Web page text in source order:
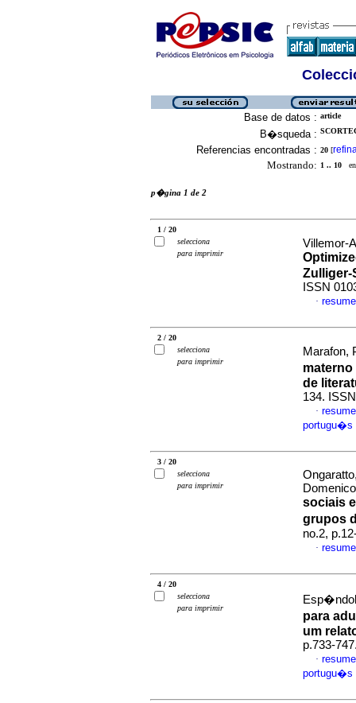
Base de datos : article
B�squeda :
Referencias encontradas : 20 [
Mostrando: 1 .. 10 en
p�gina 1 de 2
1 / 20
selecciona
para imprimir
Villemor-
Zulliger-
ISSN
·
2 / 20
selecciona
para imprimir
Marafon,
de
134.
·
portugu�s
3 / 20
selecciona
para imprimir
sociais
grupos
no.2,
·
4 / 20
selecciona
para imprimir
para
um
p.733-
·
portugu�s